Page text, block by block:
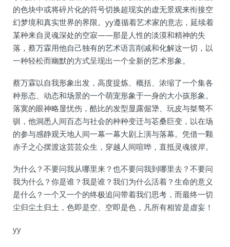
的色块中或将碎片化的符号切换超现实的虚无景观来衔接空
幻梦境和真实世界的界限。yy遵循着艺术家的意志，延续着
某种来自灵魂深处的空寂——那是人性的淡漠和精神的失
落，蔡万霖用他自己独有的艺术语言削减和化解这一切，以
一种轻松而幽默的方式呈现出一个全新的艺术形象。
蔡万霖以自我形象出发，高度提炼、概括、浓缩了一个集各
种形态、动态和场景的一个萌宠形象于一身的大小孩形象。
落寞的眼神略显忧伤，酷比的发型显露倔犟、玩皮与桀骜不
驯，他洞悉人间百态与社会的种种变迁与芲桑巨变，以在场
的参与感静观天地人间一幕一幕大剧上演与落幕。凭借一颗
赤子之心摆渡这芸芸众生，穿越人间喧哗，直抵灵魂彼岸。
为什么？不要问我从哪里来？也不要问我到哪里去？不要问
我为什么？你是谁？我是谁？我们为什么活着？生命的意义
是什么？一个又一个的终极追问带着我们思考，而最终一切
尘归尘土归土，色即是空、空即是色，凡所有相皆是虚妄！
yy